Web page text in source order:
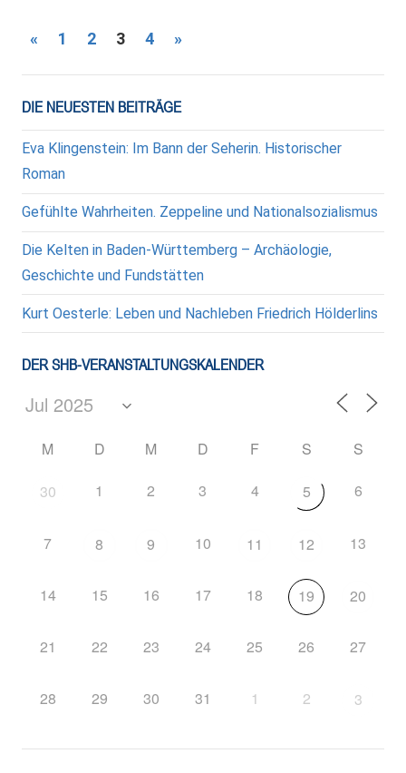
Seitennummerierung
der
Beiträge
« Vorherige
1 2 3 4
Nächste
»
DIE NEUESTEN BEITRÄGE
Eva Klingenstein: Im Bann der Seherin. Historischer
Roman
Gefühlte Wahrheiten. Zeppeline und Nationalsozialismus
Die Kelten in Baden-Württemberg – Archäologie,
Geschichte und Fundstätten
Kurt Oesterle: Leben und Nachleben Friedrich Hölderlins
DER SHB-VERANSTALTUNGSKALENDER
M D M D F S S
30 1 2 3 4 5 6
7 8 9 10 11 12 13
14 15 16 17 18 19 20
21 22 23 24 25 26 27
28 29 30 31 1 2 3